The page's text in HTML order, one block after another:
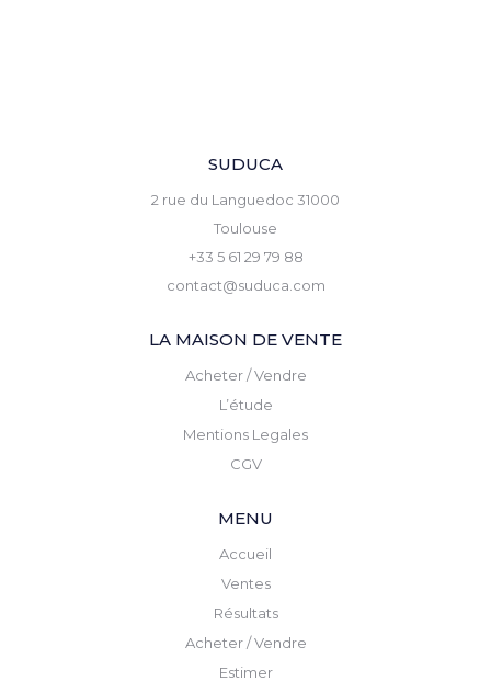
SUDUCA
2 rue du Languedoc 31000
Toulouse
+33 5 61 29 79 88
contact@suduca.com
LA MAISON DE VENTE
Acheter / Vendre
L’étude
Mentions Legales
CGV
MENU
Accueil
Ventes
Résultats
Acheter / Vendre
Estimer